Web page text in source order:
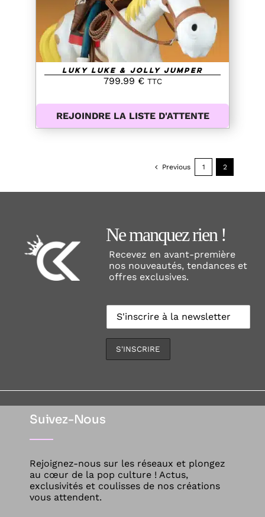
Luky Luke & Jolly Jumper
799.99 € TTC
REJOINDRE LA LISTE D'ATTENTE
Previous 1 2
Ne manquez rien !
Recevez en avant-première
nos nouveautés, tendances et
offres exclusives.
Suivez-Nous
Rejoignez-nous sur les réseaux et plongez
au cœur de la pop culture ! Actus,
exclusivités et coulisses de nos créations
vous attendent.